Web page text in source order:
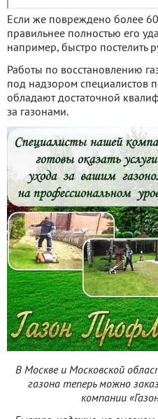
Если же повреждено более
правильнее полностью его
например, быстро постелить
Работы по восстановлению
под надзором специалистов
обладают достаточной
за газонами.
В Москве и Московской
газона теперь можно
компании